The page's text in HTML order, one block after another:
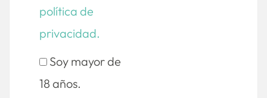
política de
privacidad.
Soy mayor de
18 años.